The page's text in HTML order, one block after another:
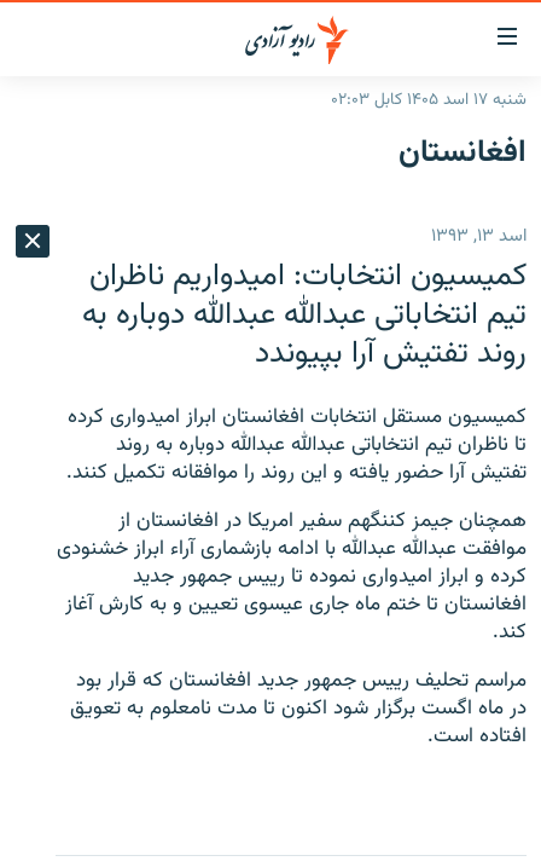
لینک‌های
قابل
دسترسی
بازگشت
بازگشت
به
منوی
اصلی
مراجعه
صفحه
جستجو
صفحه نخست
گزارش‌ها
شرق میانه
جهان
جهان
جدول نشرات
مصاحبه‌ها
برنامه‌ها
ورزش
بحران مهاجرت
'کووید-۱۹'
تماس
صفحه پشتو
Azadi English
به ما بپیوندید
همۀ سایت‌های رادیو آزادی/ رادیو اروپای آزاد
شنبه ۱۷ اسد ۱۴۰۵ کابل ۰۲:۰۳
افغانستان
اسد ۱۳, ۱۳۹۳
کمیسیون انتخابات: امیدواریم ناظران
تیم انتخاباتی عبدالله عبدالله دوباره به
روند تفتیش آرا بپیوندد
کمیسیون مستقل انتخابات افغانستان ابراز امیدواری کرده
تا ناظران تیم انتخاباتی عبدالله عبدالله دوباره به روند
تفتیش آرا حضور یافته و این روند را موافقانه تکمیل کنند.
همچنان جیمز کننگهم سفیر امریکا در افغانستان از
موافقت عبدالله عبدالله با ادامه بازشماری آراء ابراز خشنودی
کرده و ابراز امیدواری نموده تا رییس جمهور جدید
افغانستان تا ختم ماه جاری عیسوی تعیین و به کارش آغاز
کند.
مراسم تحلیف رییس جمهور جدید افغانستان که قرار بود
در ماه اگست برگزار شود اکنون تا مدت نامعلوم به تعویق
افتاده است.